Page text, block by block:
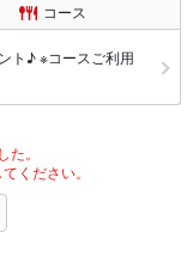
コース
ト♪ ※コースご利用
。
ください。